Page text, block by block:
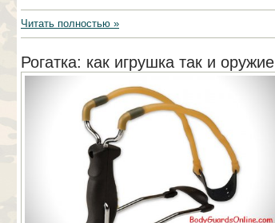
Читать полностью »
Рогатка: как игрушка так и